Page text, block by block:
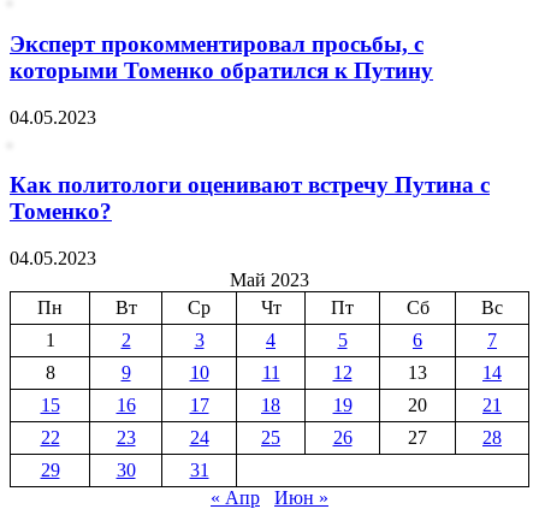
Эксперт прокомментировал просьбы, с
которыми Томенко обратился к Путину
04.05.2023
Как политологи оценивают встречу Путина с
Томенко?
04.05.2023
Май 2023
Пн
Вт Ср Чт Пт Сб
Вс
1
2 3 4 5 6
7
8
9 10 11 12 13
14
15
16 17 18 19 20
21
22
23 24 25 26 27
28
29
30
31
« Апр
Июн »